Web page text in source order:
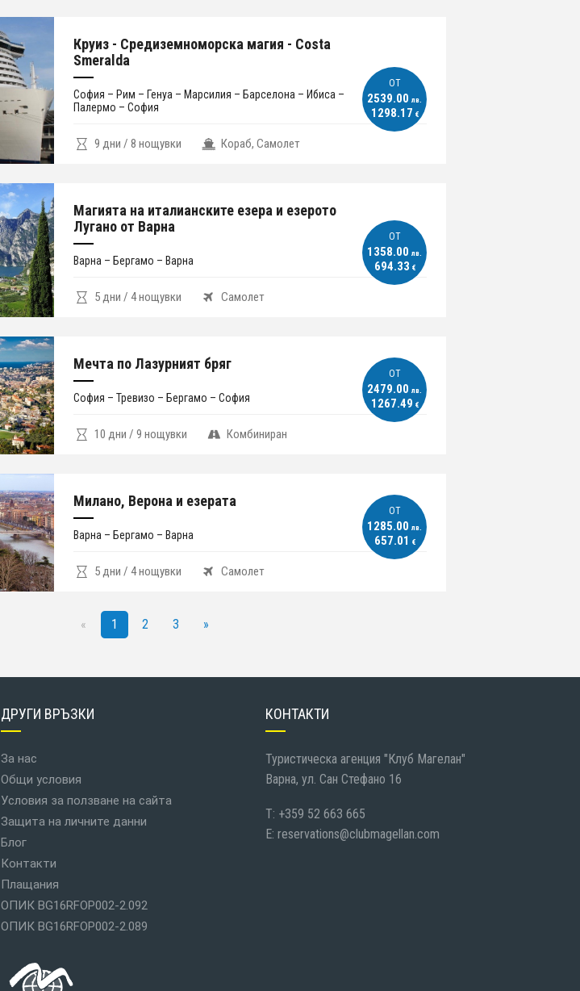
ОT
2539.00 лв.
1298.17 €
Круиз - Средиземноморска магия - Costa
Smeralda
София – Рим – Генуа – Марсилия – Барселона – Ибиса –
Палермо – София
9 дни / 8 нощувки Кораб, Самолет
ОT
1358.00 лв.
694.33 €
Магията на италианските езера и езерото
Лугано от Варна
Варна – Бергамо – Варна
5 дни / 4 нощувки Самолет
ОT
2479.00 лв.
1267.49 €
Мечта по Лазурният бряг
София – Тревизо – Бергамо – София
10 дни / 9 нощувки Комбиниран
ОT
1285.00 лв.
657.01 €
Милано, Верона и езерата
Варна – Бергамо – Варна
5 дни / 4 нощувки Самолет
« 1 2 3 »
ДРУГИ ВРЪЗКИ
За нас
Общи условия
Условия за ползване на сайта
Защита на личните данни
Блог
Контакти
Плащания
ОПИК BG16RFOP002-2.092
ОПИК BG16RFOP002-2.089
КОНТАКТИ
Туристическа агенция "Клуб Магелан"
Варна, ул. Сан Стефано 16
T: +359 52 663 665
E: reservations@clubmagellan.com